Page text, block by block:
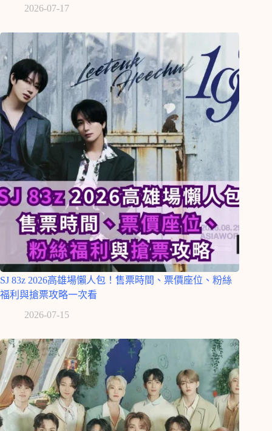
2026-07-17
SJ 83z 2026高雄場懶人包！售票時間、票價座位、粉絲
福利與搶票攻略一次看
2026-07-15